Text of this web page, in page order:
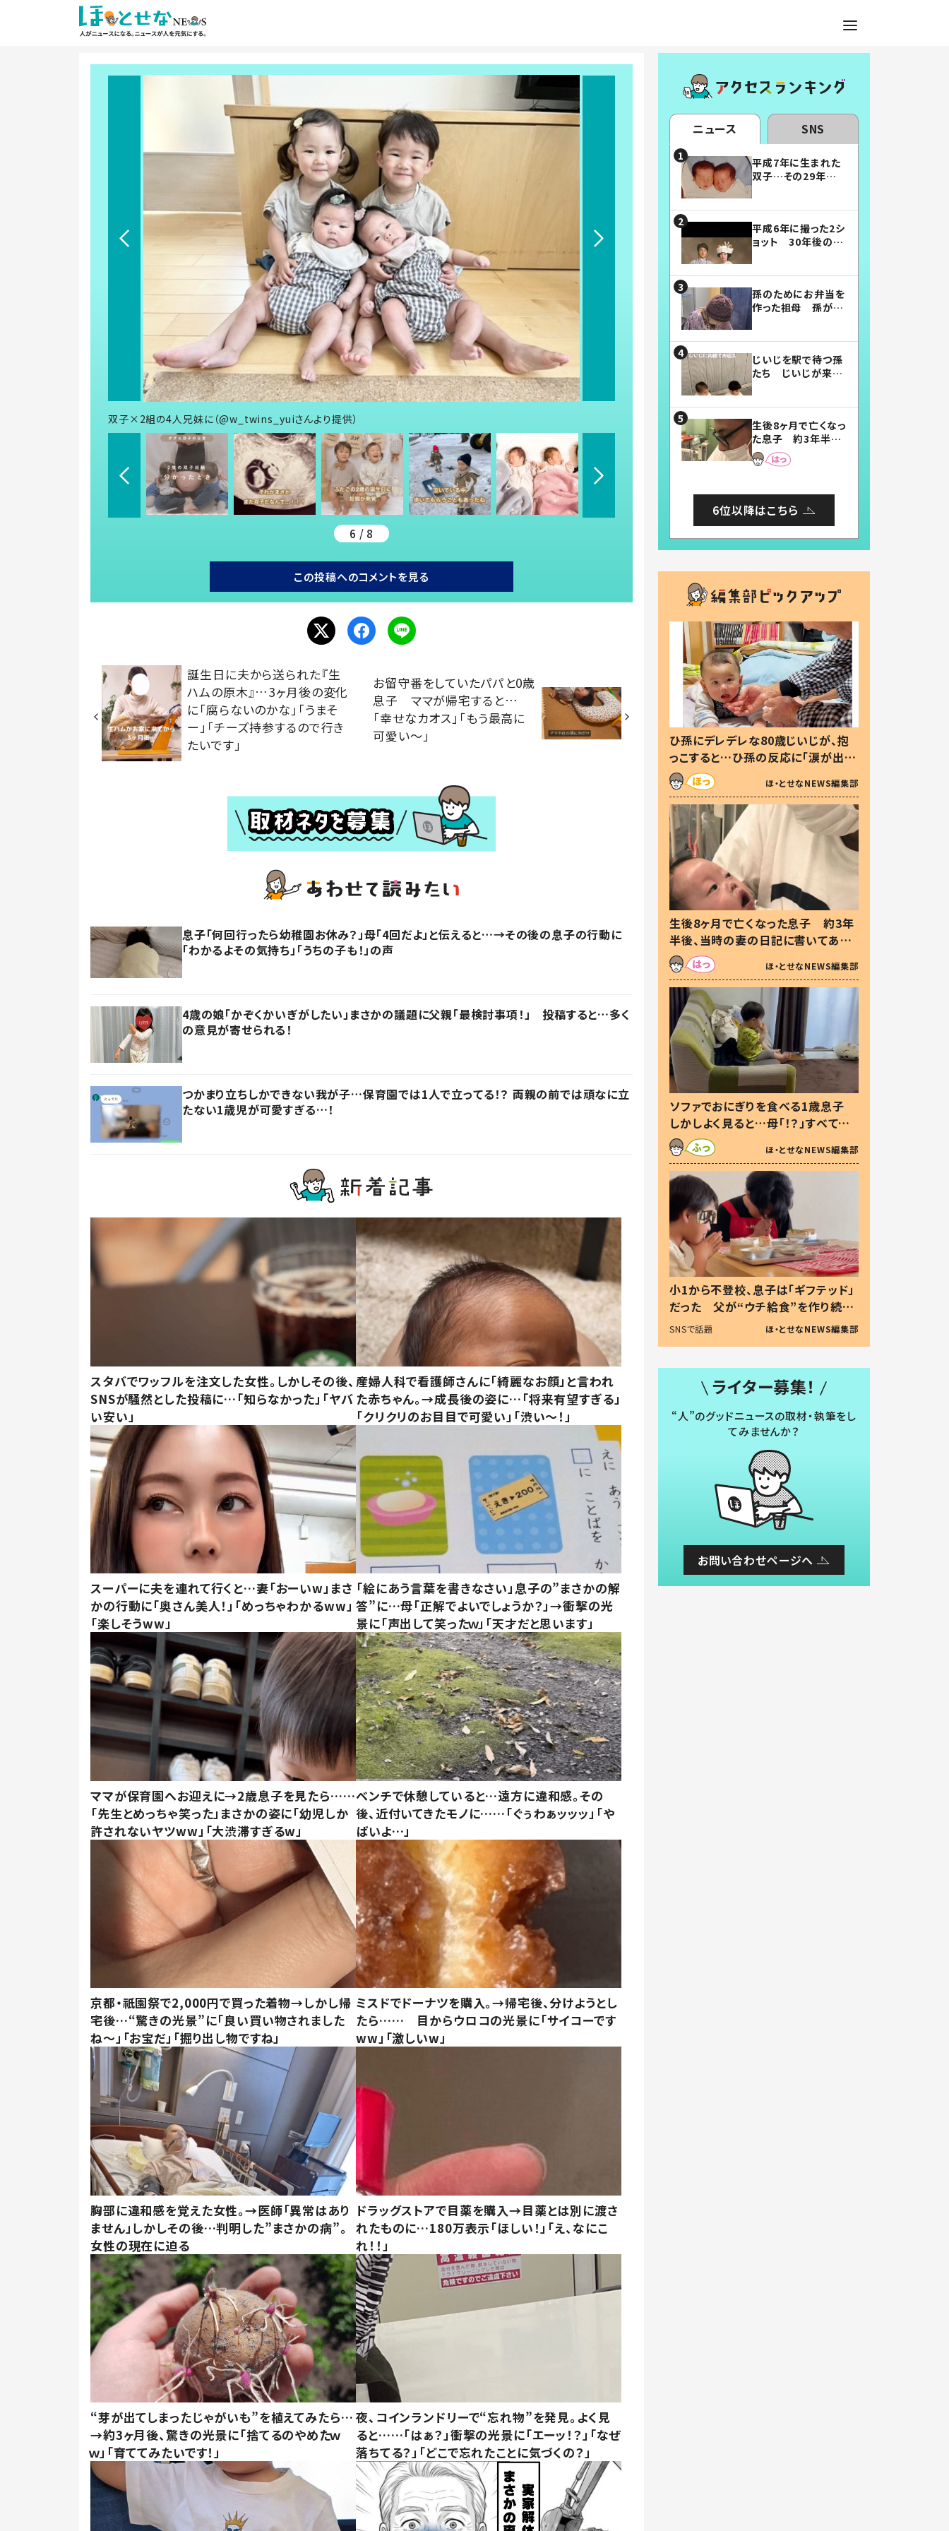
双子×2組の4人兄妹に（@w_twins_yuiさんより提供）
6 / 8
この投稿へのコメントを見る
誕生日に夫から送られた『生
ハムの原木』…3ヶ月後の変化
に「腐らないのかな」「うまそ
ー」「チーズ持参するので行き
たいです」
お留守番をしていたパパと0歳
息子 ママが帰宅すると…
「幸せなカオス」「もう最高に
可愛い〜」
息子「何回行ったら幼稚園お休み？」母「4回だよ」と伝えると…→その後の息子の行動に
「わかるよその気持ち」「うちの子も！」の声
4歳の娘「かぞくかいぎがしたい」まさかの議題に父親「最検討事項！」 投稿すると…多く
の意見が寄せられる！
つかまり立ちしかできない我が子…保育園では1人で立ってる！？ 両親の前では頑なに立
たない1歳児が可愛すぎる…！
スタバでワッフルを注文した女性。しかしその後、
SNSが騒然とした投稿に…「知らなかった」「ヤバ
い安い」
産婦人科で看護師さんに「綺麗なお顔」と言われ
た赤ちゃん。→成長後の姿に…「将来有望すぎる」
「クリクリのお目目で可愛い」「渋い～！」
スーパーに夫を連れて行くと…妻「おーいw」まさ
かの行動に「奥さん美人！」「めっちゃわかるww」
「楽しそうww」
「絵にあう言葉を書きなさい」息子の”まさかの解
答”に…母「正解でよいでしょうか？」→衝撃の光
景に「声出して笑ったｗ」「天才だと思います」
ママが保育園へお迎えに→2歳息子を見たら……
「先生とめっちゃ笑った」まさかの姿に「幼児しか
許されないヤツww」「大渋滞すぎるw」
ベンチで休憩していると…遠方に違和感。その
後、近付いてきたモノに……「ぐぅわぁッッッ」「や
ばいよ…」
京都・祇園祭で2,000円で買った着物→しかし帰
宅後…“驚きの光景”に「良い買い物されました
ね～」「お宝だ」「掘り出し物ですね」
ミスドでドーナツを購入。→帰宅後、分けようとし
たら…… 目からウロコの光景に「サイコーです
ww」「激しいw」
胸部に違和感を覚えた女性。→医師「異常はあり
ません」しかしその後…判明した”まさかの病”。
女性の現在に迫る
ドラッグストアで目薬を購入→目薬とは別に渡さ
れたものに…180万表示「ほしい！」「え、なにこ
れ！！」
“芽が出てしまったじゃがいも”を植えてみたら…
→約3ヶ月後、驚きの光景に「捨てるのやめたｗ
ｗ」「育ててみたいです！」
夜、コインランドリーで“忘れ物”を発見。よく見
ると……「はぁ？」衝撃の光景に「エーッ！？」「なぜ
落ちてる？」「どこで忘れたことに気づくの？」
ニュース SNS
平成7年に生まれた
双子…その29年後
平成6年に撮った2シ
ョット 30年後の姿
孫のためにお弁当を
作った祖母 孫が絶
じいじを駅で待つ孫
たち じいじが来た
まらない」「幸せにな
れる」
生後8ヶ月で亡くなっ
た息子 約3年半
後、当時の妻の日記
に書いてあった本音
6位以降はこちら
ひ孫にデレデレな80歳じいじが、抱
っこすると…ひ孫の反応に「涙が出ま
した」「可愛くて仕方ない」
ほ・とせなNEWS編集部
生後8ヶ月で亡くなった息子 約3年
半後、当時の妻の日記に書いてあっ
た本音とは
ほ・とせなNEWS編集部
ソファでおにぎりを食べる1歳息子
しかしよく見ると…母「！？」すべてを
察した母の投稿に「可愛いから許
す！」「現行犯〜」
ほ・とせなNEWS編集部
小1から不登校、息子は「ギフテッド」
だった 父が“ウチ給食”を作り続け
る理由とは #令和の親 #令和の子
SNSで話題 ほ・とせなNEWS編集部
ライター募集！
“人”のグッドニュースの取材・執筆をし
てみませんか？
お問い合わせページへ